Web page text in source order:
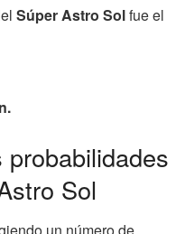
Súper Astro Solfue el
Sol
un número de